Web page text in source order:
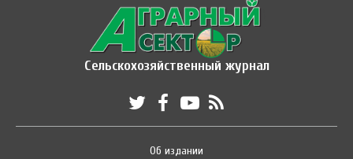
Сельскохозяйственный журнал
Об издании